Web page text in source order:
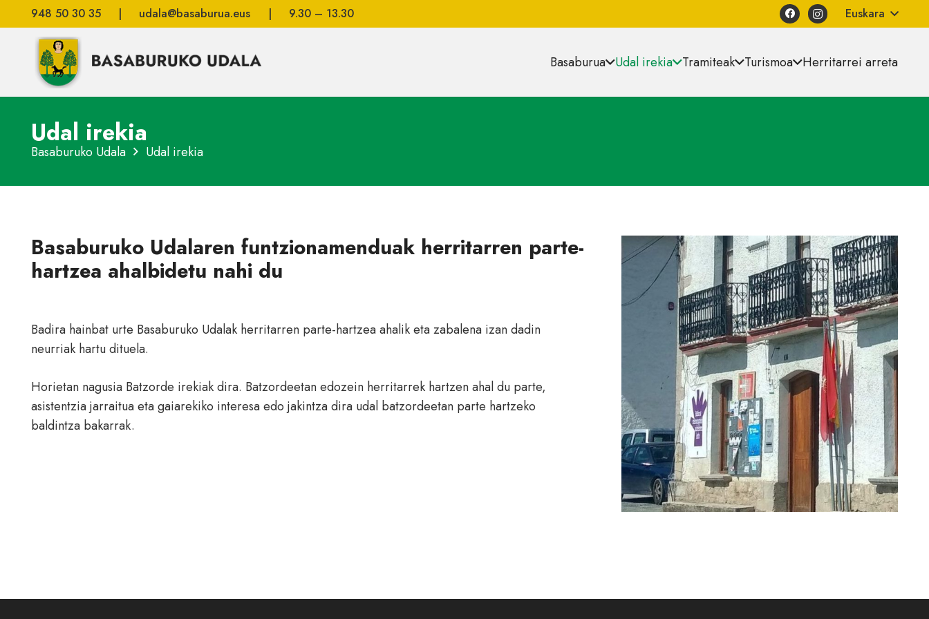
948 50 30 35 | udala@basaburua.eus | 9.30 – 13.30 Euskara
Basaburua Udal irekia Tramiteak Turismoa Herritarrei arreta
Udal irekia
Basaburuko Udala Udal irekia
Basaburuko Udalaren funtzionamenduak herritarren parte-
hartzea ahalbidetu nahi du
Badira hainbat urte Basaburuko Udalak herritarren parte-hartzea ahalik eta zabalena izan dadin
neurriak hartu dituela.
Horietan nagusia Batzorde irekiak dira. Batzordeetan edozein herritarrek hartzen ahal du parte,
asistentzia jarraitua eta gaiarekiko interesa edo jakintza dira udal batzordeetan parte hartzeko
baldintza bakarrak.